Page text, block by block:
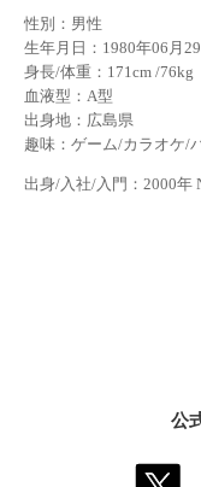
性別：男性
生年月日：1980年06月29
身長/体重：171cm /76kg
血液型：A型
出身地：広島県
趣味：ゲーム/カラオケ/
出身/入社/入門：2000年
公